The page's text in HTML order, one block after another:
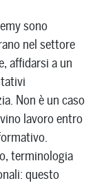
sono
nel settore
affidarsi a un
Non è un caso
lavoro entro
terminologia
questo